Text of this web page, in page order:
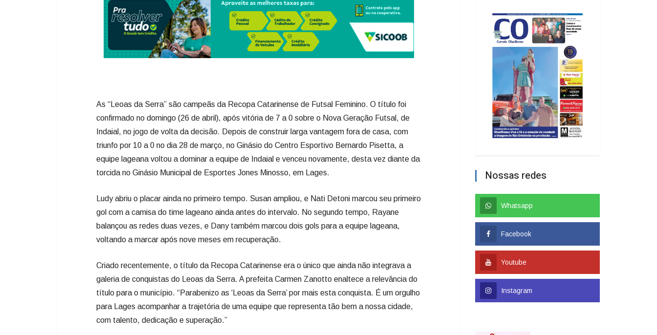
As “Leoas da Serra” são campeãs da Recopa Catarinense de Futsal Feminino. O título foi
confirmado no domingo (26 de abril), após vitória de 7 a 0 sobre o Nova Geração Futsal, de
Indaial, no jogo de volta da decisão. Depois de construir larga vantagem fora de casa, com
triunfo por 10 a 0 no dia 28 de março, no Ginásio do Centro Esportivo Bernardo Pisetta, a
equipe lageana voltou a dominar a equipe de Indaial e venceu novamente, desta vez diante da
torcida no Ginásio Municipal de Esportes Jones Minosso, em Lages.
Ludy abriu o placar ainda no primeiro tempo. Susan ampliou, e Nati Detoni marcou seu primeiro
gol com a camisa do time lageano ainda antes do intervalo. No segundo tempo, Rayane
balançou as redes duas vezes, e Dany também marcou dois gols para a equipe lageana,
voltando a marcar após nove meses em recuperação.
Criado recentemente, o título da Recopa Catarinense era o único que ainda não integrava a
galeria de conquistas do Leoas da Serra. A prefeita Carmen Zanotto enaltece a relevância do
título para o município. “Parabenizo as ‘Leoas da Serra’ por mais esta conquista. É um orgulho
para Lages acompanhar a trajetória de uma equipe que representa tão bem a nossa cidade,
com talento, dedicação e superação.”
Nossas redes
Whatsapp
Facebook
Youtube
Instagram